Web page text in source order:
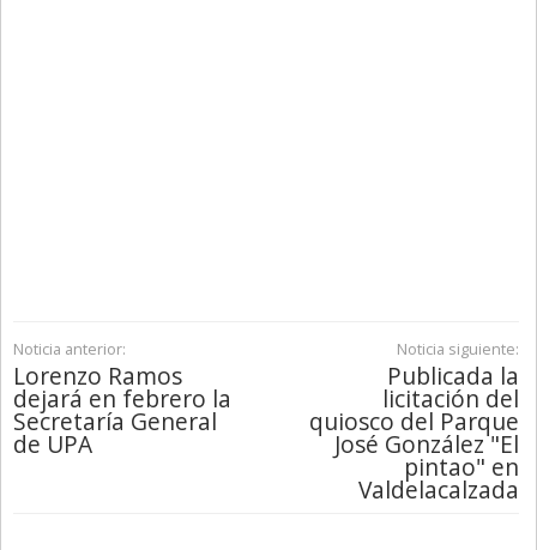
Noticia anterior:
Lorenzo Ramos
dejará en febrero la
Secretaría General
de UPA
Noticia siguiente:
Publicada la
licitación del
quiosco del Parque
José González "El
pintao" en
Valdelacalzada